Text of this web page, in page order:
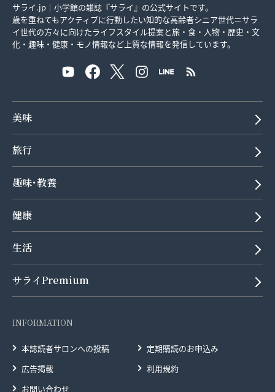
サライ.jp｜小学館の雑誌『サライ』の公式サイトです。
歳を重ねてもアクティブに行動したい知的な高齢者シニア世代＝サラ
イ世代の方々に向けたライフスタイル提案と旅・食・人物・歴史・文
化・趣味・健康・モノ情報など上質な情報を発信しています。
美味
旅行
趣味･教養
健康
生活
サライPremium
INFORMATION
本誌読者サロンへの投稿
定期購読のお申込み
広告掲載
利用規約
お問い合わせ